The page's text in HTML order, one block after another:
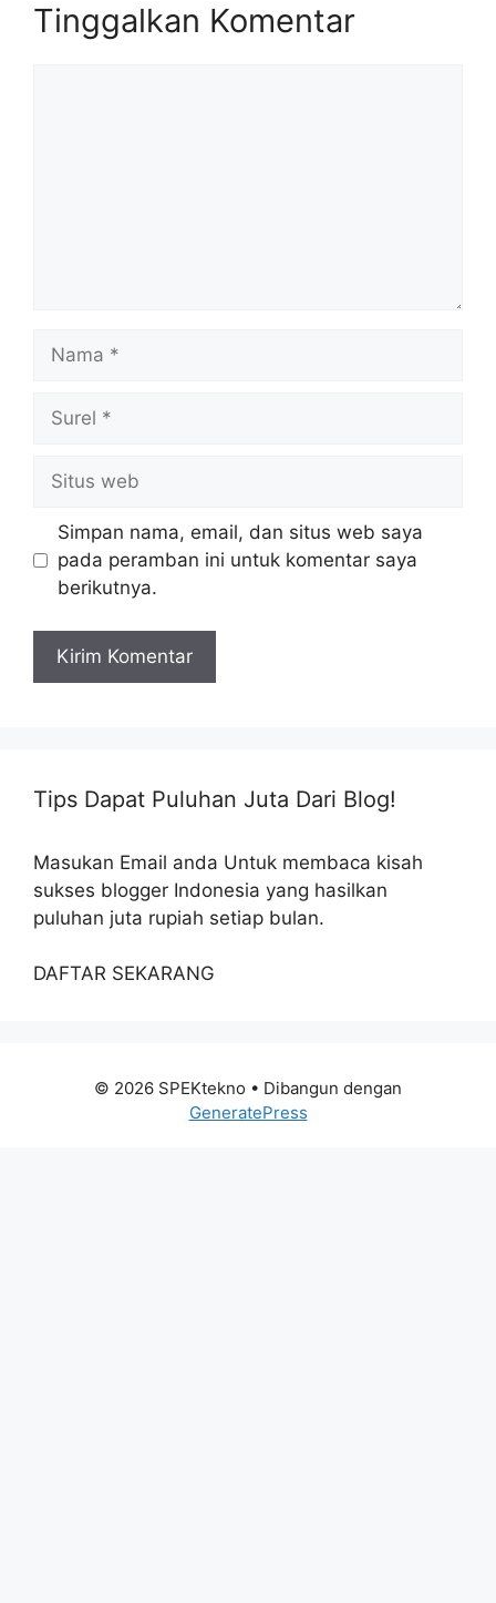
Tinggalkan Komentar
Nama
Surel
Situs
web
Simpan nama, email, dan situs web saya
pada peramban ini untuk komentar saya
berikutnya.
Tips Dapat Puluhan Juta Dari Blog!
Masukan Email anda Untuk membaca kisah
sukses blogger Indonesia yang hasilkan
puluhan juta rupiah setiap bulan.
DAFTAR SEKARANG
© 2026 SPEKtekno • Dibangun dengan
GeneratePress